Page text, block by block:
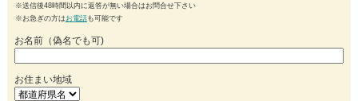
※送信後48時間以内に返答が無い場合はお問合せ下さい
※お急ぎの方は お電話も可能です
お名前（偽名でも可)
お住まい地域